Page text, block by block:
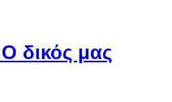
δικός μας